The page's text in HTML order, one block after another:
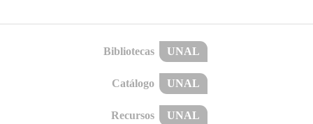
Bibliotecas UNAL
Catálogo UNAL
Recursos UNAL